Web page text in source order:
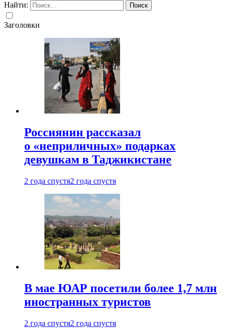
Найти:
Заголовки
Россиянин рассказал
о «неприличных» подарках
девушкам в Таджикистане
2 года спустя2 года спустя
В мае ЮАР посетили более 1,7 млн
иностранных туристов
2 года спустя2 года спустя